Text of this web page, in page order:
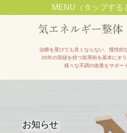
治療を受けても良くならない、慢性的
20年の実績を持つ気導術を基本にオ
様々な不調の改善をサポー
お知らせ
MENU（タップする